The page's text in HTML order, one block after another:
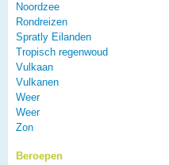
Noordzee
Rondreizen
Spratly Eilanden
Tropisch regenwoud
Vulkaan
Vulkanen
Weer
Weer
Zon
Beroepen